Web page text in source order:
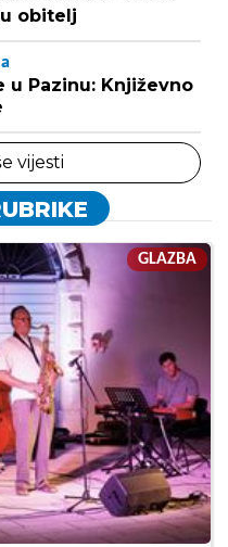
obitelj
u Pazinu: Književno
vijesti
GLAZBA